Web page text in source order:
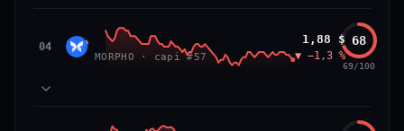
3,5 Md$
VAR. 7 J VAR. 30 J
04 MORP Morpho
MORPHO · capi #57
1,88 $
▼ −1,3 %
68
69/100
84